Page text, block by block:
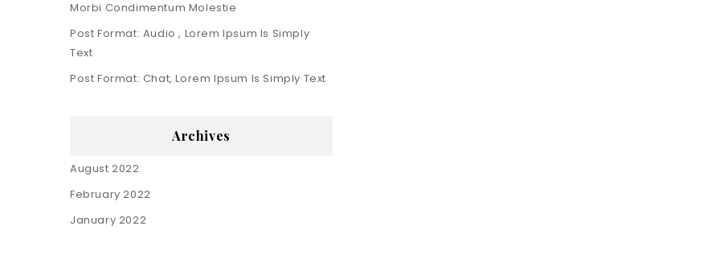
Morbi Condimentum Molestie
Post Format: Audio , Lorem Ipsum Is Simply
Text
Post Format: Chat, Lorem Ipsum Is Simply Text
Archives
August 2022
February 2022
January 2022